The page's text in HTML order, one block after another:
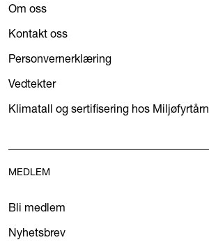
Om oss
Kontakt oss
Personvernerklæring
Vedtekter
Klimatall og sertifisering hos Miljøfyrtårn
MEDLEM
Bli medlem
Nyhetsbrev